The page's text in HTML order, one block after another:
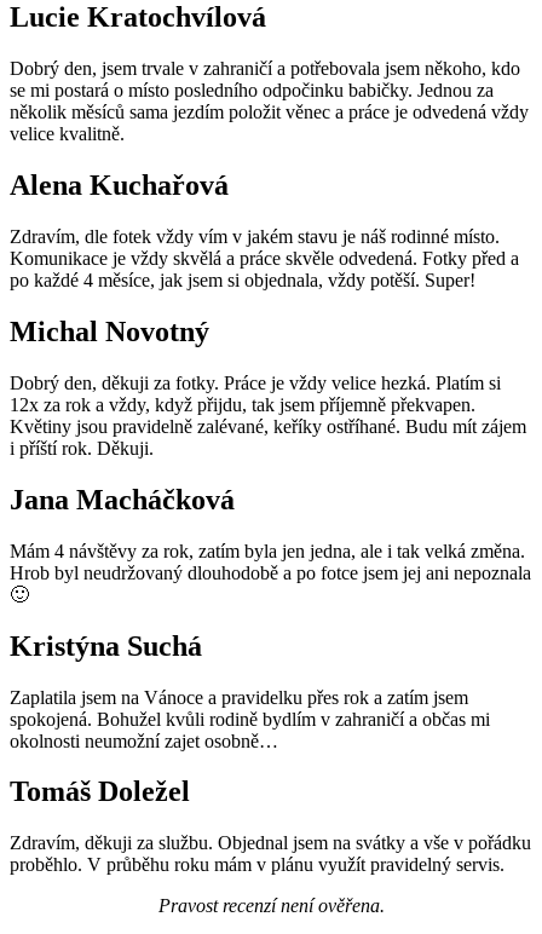
Lucie Kratochvílová
Dobrý den, jsem trvale v zahraničí a potřebovala jsem někoho, kdo
se mi postará o místo posledního odpočinku babičky. Jednou za
několik měsíců sama jezdím položit věnec a práce je odvedená vždy
velice kvalitně.
Alena Kuchařová
Zdravím, dle fotek vždy vím v jakém stavu je náš rodinné místo.
Komunikace je vždy skvělá a práce skvěle odvedená. Fotky před a
po každé 4 měsíce, jak jsem si objednala, vždy potěší. Super!
Michal Novotný
Dobrý den, děkuji za fotky. Práce je vždy velice hezká. Platím si
12x za rok a vždy, když přijdu, tak jsem příjemně překvapen.
Květiny jsou pravidelně zalévané, keříky ostříhané. Budu mít zájem
i příští rok. Děkuji.
Jana Macháčková
Mám 4 návštěvy za rok, zatím byla jen jedna, ale i tak velká změna.
Hrob byl neudržovaný dlouhodobě a po fotce jsem jej ani nepoznala
🙂
Kristýna Suchá
Zaplatila jsem na Vánoce a pravidelku přes rok a zatím jsem
spokojená. Bohužel kvůli rodině bydlím v zahraničí a občas mi
okolnosti neumožní zajet osobně…
Tomáš Doležel
Zdravím, děkuji za službu. Objednal jsem na svátky a vše v pořádku
proběhlo. V průběhu roku mám v plánu využít pravidelný servis.
Pravost recenzí není ověřena.